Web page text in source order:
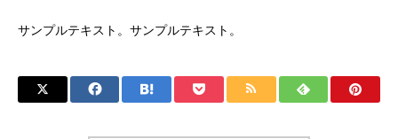
サンプルテキスト。サンプルテキスト。